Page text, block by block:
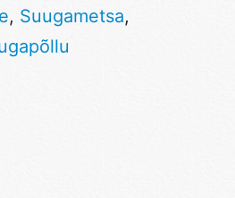
, Suugametsa,